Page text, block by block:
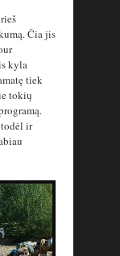
Čia jis
kyla
tiek
tokių
ir